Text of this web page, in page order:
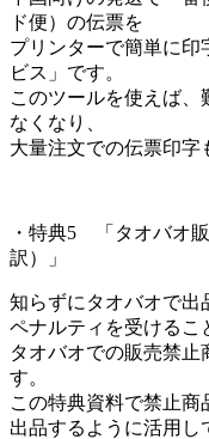
ド便）の伝票を
プリンターで簡単に印
ビス」です。
このツールを使えば
なくなり、
大量注文での伝票印字
・特典5 「タオバオ
訳）」
知らずにタオバオで出
ペナルティを受けるこ
タオバオでの販売禁
す。
この特典資料で禁止
出品するように活用し